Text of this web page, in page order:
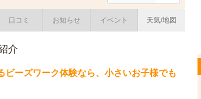
口コミ お知らせ イベント 天気/地図
介
ビーズワーク体験なら、小さいお子様でも